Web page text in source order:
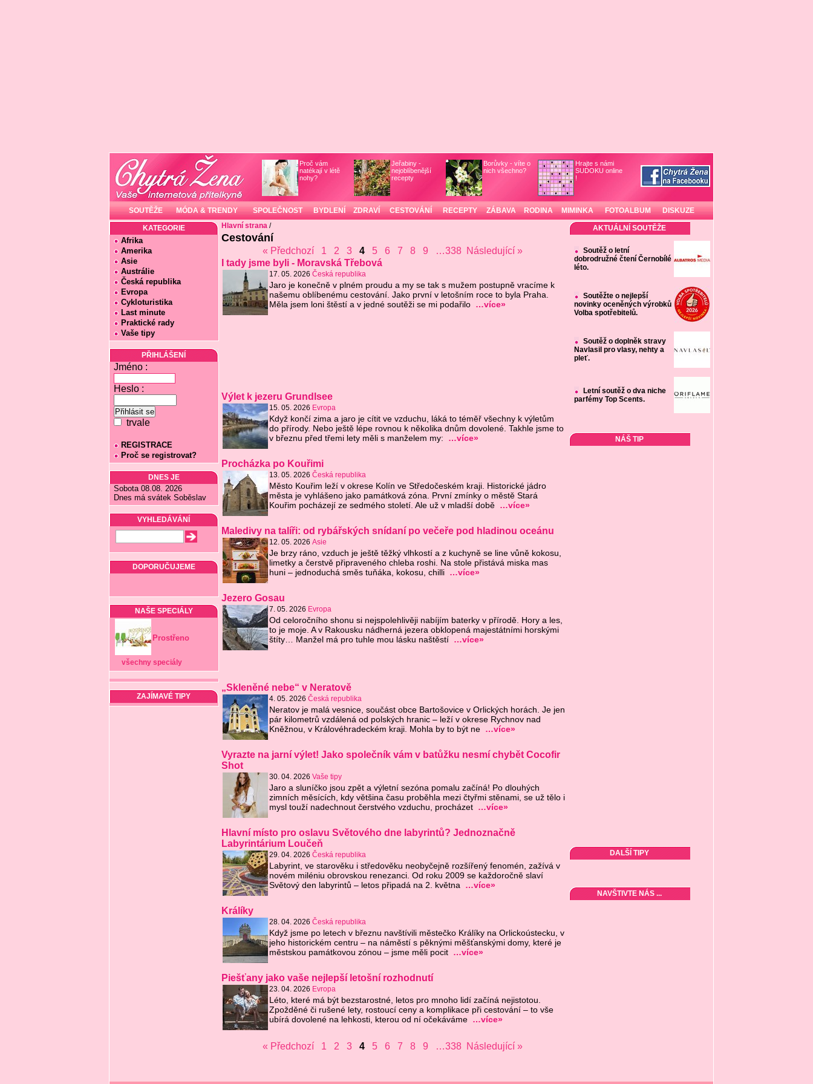
Proč vám
natékají v létě
nohy?
Jeřabiny -
nejoblíbenější
recepty
Borůvky - víte o
nich všechno?
Hrajte s námi
SUDOKU online
!
SOUTĚŽE MÓDA & TRENDY SPOLEČNOST BYDLENÍ ZDRAVÍ CESTOVÁNÍ RECEPTY ZÁBAVA RODINA MIMINKA FOTOALBUM DISKUZE
KATEGORIE
Afrika
Amerika
Asie
Austrálie
Česká republika
Evropa
Cykloturistika
Last minute
Praktické rady
Vaše tipy
PŘIHLÁŠENÍ
Jméno :
Heslo :
trvale
REGISTRACE
Proč se registrovat?
DNES JE
Sobota 08.08. 2026
Dnes má svátek Soběslav
VYHLEDÁVÁNÍ
DOPORUČUJEME
NAŠE SPECIÁLY
Prostřeno
všechny speciály
ZAJÍMAVÉ TIPY
Hlavní strana/
Cestování
« Předchozí 1 2 3 4 5 6 7 8 9 …338 Následující »
I tady jsme byli - Moravská Třebová
17. 05. 2026 Česká republika
Jaro je konečně v plném proudu a my se tak s mužem postupně vracíme k
našemu oblíbenému cestování. Jako první v letošním roce to byla Praha.
Měla jsem loni štěstí a v jedné soutěži se mi podařilo …více»
Výlet k jezeru Grundlsee
15. 05. 2026 Evropa
Když končí zima a jaro je cítit ve vzduchu, láká to téměř všechny k výletům
do přírody. Nebo ještě lépe rovnou k několika dnům dovolené. Takhle jsme to
v březnu před třemi lety měli s manželem my: …více»
Procházka po Kouřimi
13. 05. 2026 Česká republika
Město Kouřim leží v okrese Kolín ve Středočeském kraji. Historické jádro
města je vyhlášeno jako památková zóna. První zmínky o městě Stará
Kouřim pocházejí ze sedmého století. Ale už v mladší době …více»
Maledivy na talíři: od rybářských snídaní po večeře pod hladinou oceánu
12. 05. 2026 Asie
Je brzy ráno, vzduch je ještě těžký vlhkostí a z kuchyně se line vůně kokosu,
limetky a čerstvě připraveného chleba roshi. Na stole přistává miska mas
huni – jednoduchá směs tuňáka, kokosu, chilli …více»
Jezero Gosau
7. 05. 2026 Evropa
Od celoročního shonu si nejspolehlivěji nabíjím baterky v přírodě. Hory a les,
to je moje. A v Rakousku nádherná jezera obklopená majestátními horskými
štíty… Manžel má pro tuhle mou lásku naštěstí …více»
„Skleněné nebe“ v Neratově
4. 05. 2026 Česká republika
Neratov je malá vesnice, součást obce Bartošovice v Orlických horách. Je jen
pár kilometrů vzdálená od polských hranic – leží v okrese Rychnov nad
Kněžnou, v Královéhradeckém kraji. Mohla by to být ne …více»
Vyrazte na jarní výlet! Jako společník vám v batůžku nesmí chybět Cocofir
Shot
30. 04. 2026 Vaše tipy
Jaro a sluníčko jsou zpět a výletní sezóna pomalu začíná! Po dlouhých
zimních měsících, kdy většina času proběhla mezi čtyřmi stěnami, se už tělo i
mysl touží nadechnout čerstvého vzduchu, procházet …více»
Hlavní místo pro oslavu Světového dne labyrintů? Jednoznačně
Labyrintárium Loučeň
29. 04. 2026 Česká republika
Labyrint, ve starověku i středověku neobyčejně rozšířený fenomén, zažívá v
novém miléniu obrovskou renezanci. Od roku 2009 se každoročně slaví
Světový den labyrintů – letos připadá na 2. května …více»
Králíky
28. 04. 2026 Česká republika
Když jsme po letech v březnu navštívili městečko Králíky na Orlickoústecku, v
jeho historickém centru – na náměstí s pěknými měšťanskými domy, které je
městskou památkovou zónou – jsme měli pocit …více»
Piešťany jako vaše nejlepší letošní rozhodnutí
23. 04. 2026 Evropa
Léto, které má být bezstarostné, letos pro mnoho lidí začíná nejistotou.
Zpožděné či rušené lety, rostoucí ceny a komplikace při cestování – to vše
ubírá dovolené na lehkosti, kterou od ní očekáváme …více»
« Předchozí 1 2 3 4 5 6 7 8 9 …338 Následující »
AKTUÁLNÍ SOUTĚŽE
Soutěž o letní
dobrodružné čtení Černobílé
léto.
Soutěžte o nejlepší
novinky oceněných výrobků
Volba spotřebitelů.
Soutěž o doplněk stravy
Navlasil pro vlasy, nehty a
pleť.
Letní soutěž o dva niche
parfémy Top Scents.
NÁŠ TIP
DALŠÍ TIPY
NAVŠTIVTE NÁS ...